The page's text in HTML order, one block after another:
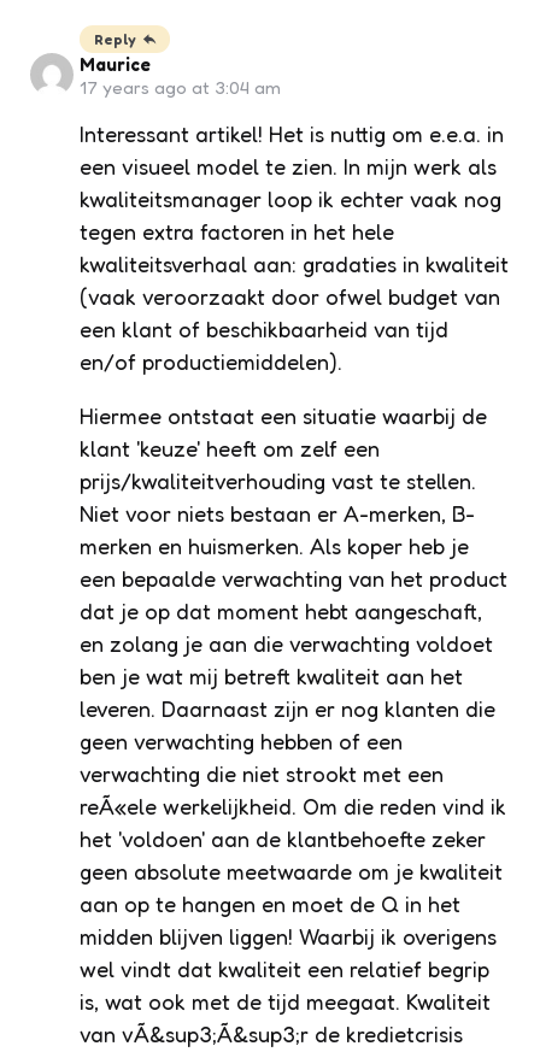
Reply
Maurice
17 years ago at 3:04 am
Interessant artikel! Het is nuttig om e.e.a. in
een visueel model te zien. In mijn werk als
kwaliteitsmanager loop ik echter vaak nog
tegen extra factoren in het hele
kwaliteitsverhaal aan: gradaties in kwaliteit
(vaak veroorzaakt door ofwel budget van
een klant of beschikbaarheid van tijd
en/of productiemiddelen).
Hiermee ontstaat een situatie waarbij de
klant 'keuze' heeft om zelf een
prijs/kwaliteitverhouding vast te stellen.
Niet voor niets bestaan er A-merken, B-
merken en huismerken. Als koper heb je
een bepaalde verwachting van het product
dat je op dat moment hebt aangeschaft,
en zolang je aan die verwachting voldoet
ben je wat mij betreft kwaliteit aan het
leveren. Daarnaast zijn er nog klanten die
geen verwachting hebben of een
verwachting die niet strookt met een
reÃ«ele werkelijkheid. Om die reden vind ik
het 'voldoen' aan de klantbehoefte zeker
geen absolute meetwaarde om je kwaliteit
aan op te hangen en moet de Q in het
midden blijven liggen! Waarbij ik overigens
wel vindt dat kwaliteit een relatief begrip
is, wat ook met de tijd meegaat. Kwaliteit
van vÃ&sup3;Ã&sup3;r de kredietcrisis